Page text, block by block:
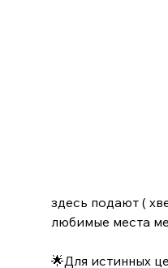
здесь подают (
любимые места
🌟Для истинных